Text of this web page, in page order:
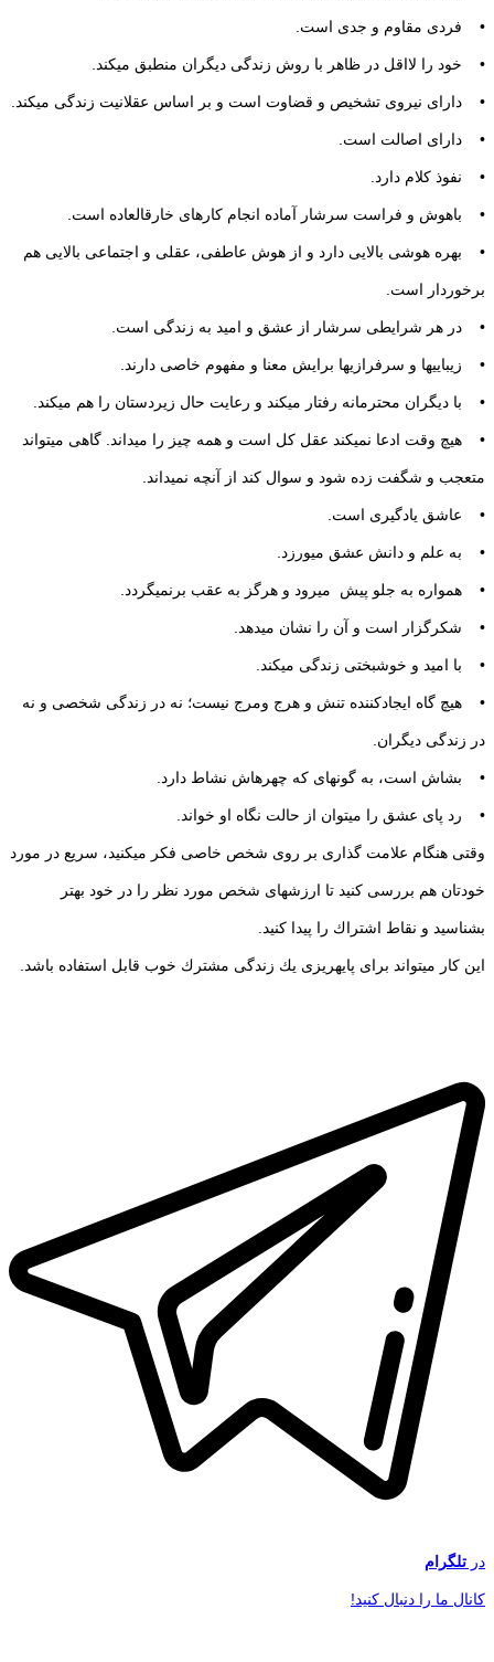
• فردی مقاوم و جدی است.
• خود را لااقل در ظاهر با روش زندگی دیگران منطبق می‏كند.
• دارای نیروی تشخیص و قضاوت است و بر اساس عقلانیت زندگی می‏كند.
• دارای اصالت است.
• نفوذ كلام دارد.
• باهوش و فراست سرشار آماده انجام كارهای خارق‏العاده است.
• بهره هوشی بالایی دارد و از هوش عاطفی‏، عقلی و اجتماعی بالایی هم
برخوردار است.
• در هر شرایطی سرشار از عشق و امید به زندگی است.
• زیبایی‏ها و سرفرازی‏ها برایش معنا و مفهوم خاصی دارند.
• با دیگران محترمانه رفتار می‏كند و رعایت حال زیردستان را هم می‏كند.
• هیچ وقت ادعا نمی‏كند عقل كل است و همه چیز را می‏داند. گاهی می‏تواند
متعجب و شگفت زده شود و سوال كند از آنچه نمی‏داند.
• عاشق یادگیری است.
• به علم و دانش عشق می‏ورزد.
• همواره به جلو پیش می‏رود و هرگز به عقب برنمی‏گردد.
• شكرگزار است و آن را نشان می‏دهد.
• با امید و خوشبختی زندگی می‏كند.
• هیچ گاه ایجادكننده تنش و هرج ومرج نیست؛ نه در زندگی شخصی و نه
در زندگی دیگران.
• بشاش است‏، به گونه‏ای كه چهره‏اش نشاط دارد.
• رد پای عشق را می‏توان از حالت نگاه او خواند.
وقتی هنگام علامت گذاری بر روی شخص خاصی فكر می‏كنید، سریع در مورد
خودتان هم بررسی كنید تا ارزش‏های شخص مورد نظر را در خود بهتر
بشناسید و نقاط اشتراك را پیدا كنید.
این كار می‏تواند برای پایه‏ریزی یك زندگی مشترك خوب قابل استفاده باشد.
در تلگرام
کانال ما را دنبال کنید!